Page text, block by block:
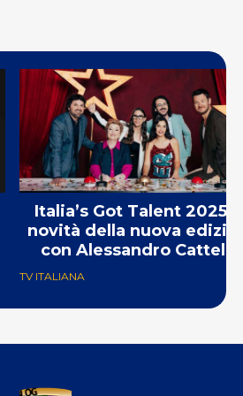
Italia’s Got Talent 2025: le
novità della nuova
con Alessandro Cattelan
TV ITALIANA